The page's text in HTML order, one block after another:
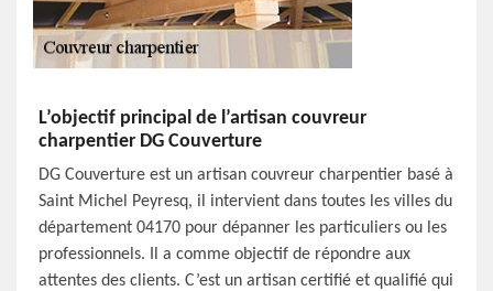
L’objectif principal de l’artisan couvreur
charpentier DG Couverture
DG Couverture est un artisan couvreur charpentier basé à
Saint Michel Peyresq, il intervient dans toutes les villes du
département 04170 pour dépanner les particuliers ou les
professionnels. Il a comme objectif de répondre aux
attentes des clients. C’est un artisan certifié et qualifié qui